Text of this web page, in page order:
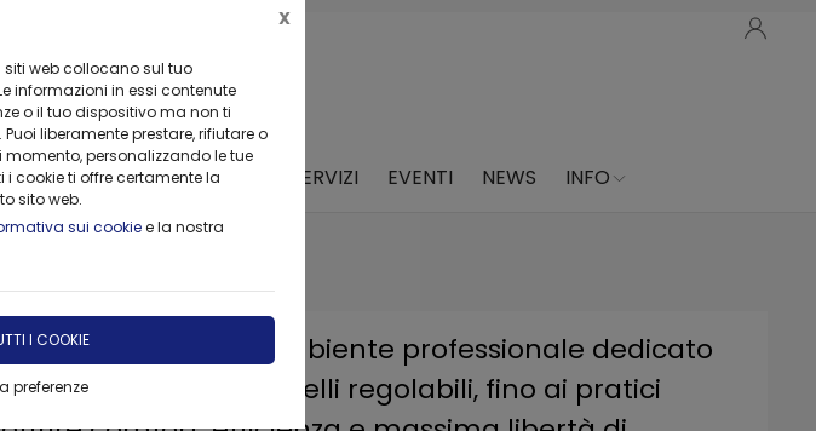
siti web collocano sul tuo
informazioni in essi contenute
o il tuo dispositivo ma non ti
liberamente prestare, rifiutare o
personalizzando le tue
i cookie ti offre certamente la
sito web.
sui cookiee la nostra
I COOKIE
preferenze
X
FORNITURE NOLEGGIO SERVIZI EVENTI NEWS INFO
funzionalità ogni ambiente professionale dedicato
operatori agli sgabelli regolabili, fino ai pratici